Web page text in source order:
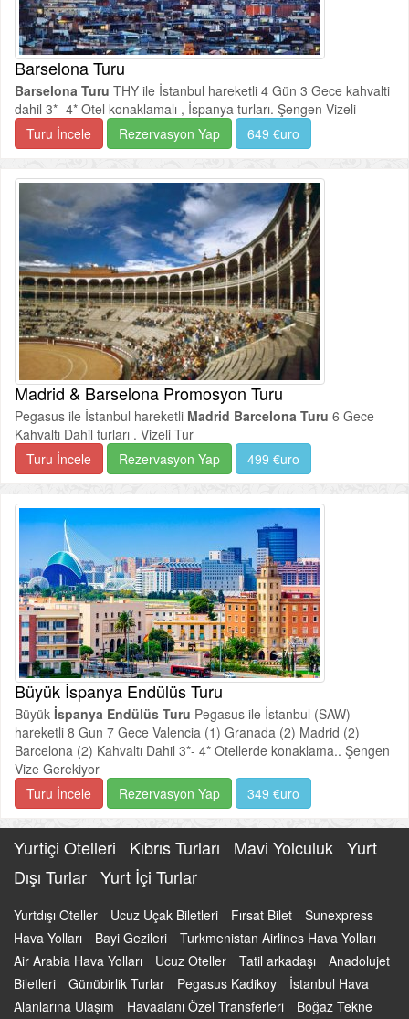
Barselona Turu
Barselona Turu THY ile İstanbul hareketli 4 Gün 3 Gece kahvalti
dahil 3*- 4* Otel konaklamalı , İspanya turları. Şengen Vizeli
Turu İncele
Rezervasyon Yap 649 €uro
Madrid & Barselona Promosyon Turu
Pegasus ile İstanbul hareketli Madrid Barcelona Turu 6 Gece
Kahvaltı Dahil turları . Vizeli Tur
Turu İncele
Rezervasyon Yap 499 €uro
Büyük İspanya Endülüs Turu
Büyük İspanya Endülüs Turu Pegasus ile İstanbul (SAW)
hareketli 8 Gun 7 Gece Valencia (1) Granada (2) Madrid (2)
Barcelona (2) Kahvaltı Dahil 3*- 4* Otellerde konaklama.. Şengen
Vize Gerekiyor
Turu İncele
Rezervasyon Yap 349 €uro
Yurtiçi Otelleri Kıbrıs Turları Mavi Yolculuk Yurt
Dışı Turlar Yurt İçi Turlar
Yurtdışı Oteller Ucuz Uçak Biletleri Fırsat Bilet
Sunexpress
Hava Yolları
Bayi Gezileri
Turkmenistan Airlines Hava Yolları
Air Arabia Hava Yolları
Ucuz Oteller Tatil arkadaşı
Anadolujet
Biletleri
Günübirlik Turlar Pegasus Kadikoy
İstanbul Hava
Alanlarına Ulaşım
Havaalanı Özel Transferleri
Boğaz Tekne